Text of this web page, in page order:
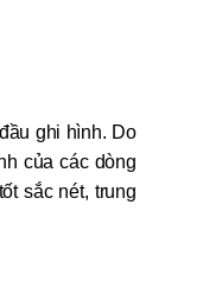
ghi hình. Do
của các dòng
sắc nét, trung